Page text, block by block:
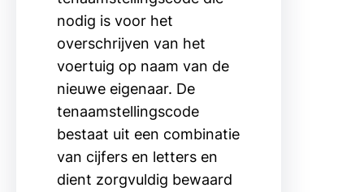
nodig is voor het
overschrijven van het
voertuig op naam van de
nieuwe eigenaar. De
tenaamstellingscode
bestaat uit een combinatie
van cijfers en letters en
dient zorgvuldig bewaard